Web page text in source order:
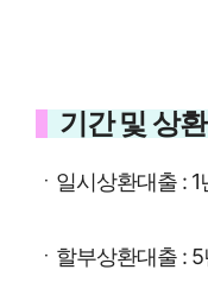
기간 및 상
ㆍ일시상환대출 :
ㆍ할부상환대출 :